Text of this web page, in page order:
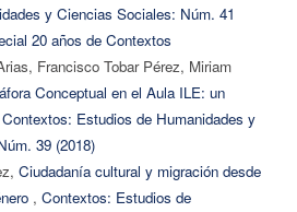
y Ciencias Sociales: Núm. 41
20 años de Contextos
Francisco Tobar Pérez, Miriam
Conceptual en el Aula ILE: un
Contextos: Estudios de Humanidades y
39 (2018)
Ciudadanía cultural y migración desde
, Contextos: Estudios de